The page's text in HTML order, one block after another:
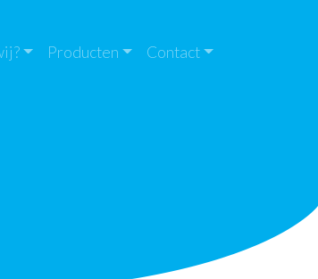
Producten Contact